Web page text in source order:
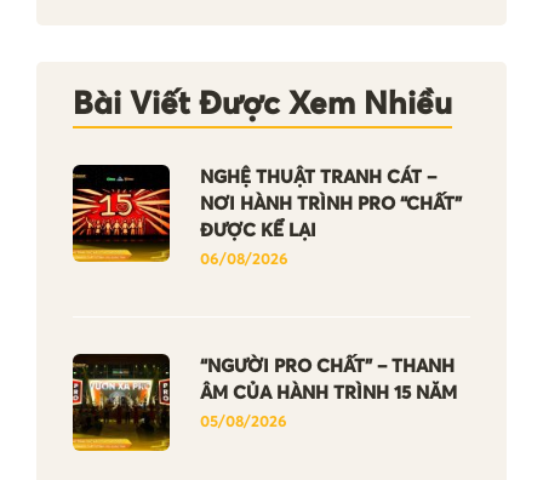
Bài Viết Được Xem Nhiều
NGHỆ THUẬT TRANH CÁT –
NƠI HÀNH TRÌNH PRO “CHẤT”
ĐƯỢC KỂ LẠI
06/08/2026
“NGƯỜI PRO CHẤT” – THANH
ÂM CỦA HÀNH TRÌNH 15 NĂM
05/08/2026